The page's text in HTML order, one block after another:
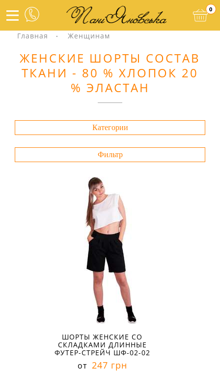
0
Главная Женщинам
ЖЕНСКИЕ ШОРТЫ СОСТАВ
ТКАНИ - 80 % ХЛОПОК 20
% ЭЛАСТАН
Категории
Фильтр
ШОРТЫ ЖЕНСКИЕ СО
СКЛАДКАМИ ДЛИННЫЕ
ФУТЕР-СТРЕЙЧ ШФ-02-02
от 247 грн